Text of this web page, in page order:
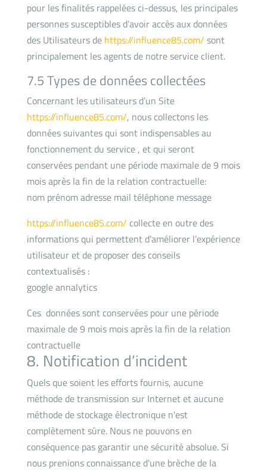
pour les finalités rappelées ci-dessus, les principales
personnes susceptibles d’avoir accès aux données
des Utilisateurs de https://influence85.com/ sont
principalement les agents de notre service client.
7.5 Types de données collectées
Concernant les utilisateurs d’un Site
https://influence85.com/, nous collectons les
données suivantes qui sont indispensables au
fonctionnement du service , et qui seront
conservées pendant une période maximale de 9 mois
mois après la fin de la relation contractuelle:
nom prénom adresse mail téléphone message
https://influence85.com/ collecte en outre des
informations qui permettent d’améliorer l’expérience
utilisateur et de proposer des conseils
contextualisés :
google annalytics
Ces données sont conservées pour une période
maximale de 9 mois mois après la fin de la relation
contractuelle
8. Notification d’incident
Quels que soient les efforts fournis, aucune
méthode de transmission sur Internet et aucune
méthode de stockage électronique n'est
complètement sûre. Nous ne pouvons en
conséquence pas garantir une sécurité absolue. Si
nous prenions connaissance d'une brèche de la